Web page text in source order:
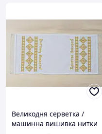
Великодня серветка /
машинна вишивка нитки